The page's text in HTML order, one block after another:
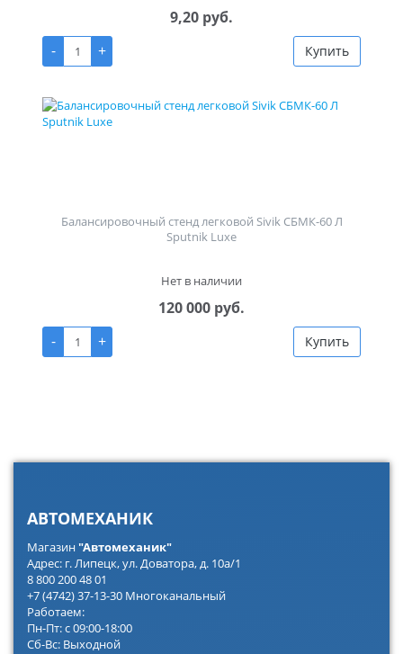
9,20 руб.
-
+ Купить
Балансировочный стенд легковой Sivik СБМК-60 Л
Sputnik Luxe
Нет в наличии
120 000 руб.
-
+ Купить
АВТОМЕХАНИК
Магазин"Автомеханик"
Адрес: г. Липецк, ул. Доватора, д. 10а/1
8 800 200 48 01
+7 (4742) 37-13-30 Многоканальный
Работаем:
Пн-Пт: с 09:00-18:00
Сб-Вс: Выходной